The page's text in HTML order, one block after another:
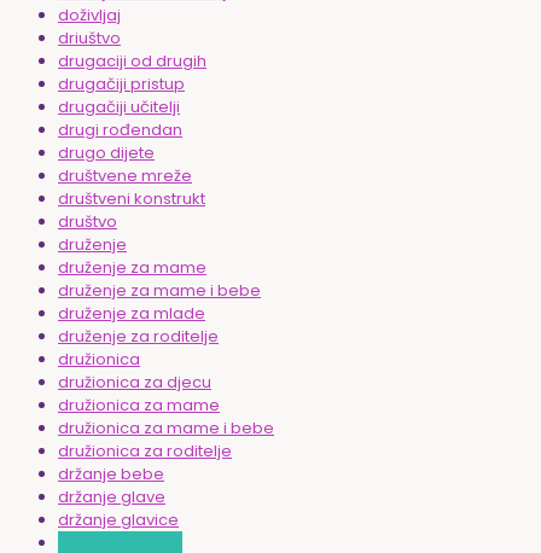
doživljaj
driuštvo
drugaciji od drugih
drugačiji pristup
drugačiji učitelji
drugi rođendan
drugo dijete
društvene mreže
društveni konstrukt
društvo
druženje
druženje za mame
druženje za mame i bebe
druženje za mlade
druženje za roditelje
družionica
družionica za djecu
družionica za mame
družionica za mame i bebe
družionica za roditelje
držanje bebe
držanje glave
držanje glavice